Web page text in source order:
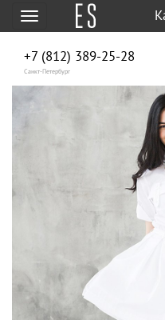
Меню
+7 (812) 389-25-28
Санкт-Петербург